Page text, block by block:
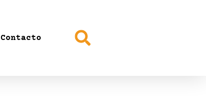
Contacto